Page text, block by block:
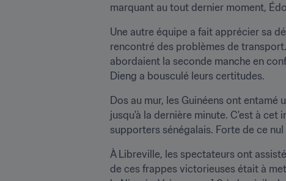
marquant au tout dernier moment,
Une autre équipe a fait apprécier sa
rencontré des problèmes de
abordaient la seconde manche en
Dieng a bousculé leurs certitudes.
Dos au mur, les Guinéens ont entamé
jusqu'à la dernière minute. C'est à
supporters sénégalais. Forte de ce nul
À Libreville, les spectateurs ont
de ces frappes victorieuses était à